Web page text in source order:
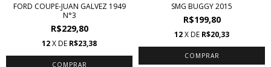
FORD COUPE-JUAN GALVEZ 1949
N°3
R$229,80
12X DE R$23,38
SMG BUGGY 2015
R$199,80
12X DE R$20,33